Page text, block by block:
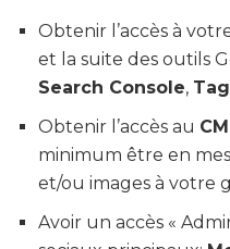
Obtenir l’accès à
et la suite des outils
Search Console,
Obtenir l’accès au
minimum être en
et/ou images à votre
Avoir un accès «